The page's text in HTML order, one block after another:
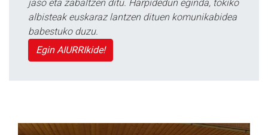
jaso eta zabaltzen ditu. Harpidedun eginda, tokiko
albisteak euskaraz lantzen dituen komunikabidea
babestuko duzu.
Egin AIURRIkide!